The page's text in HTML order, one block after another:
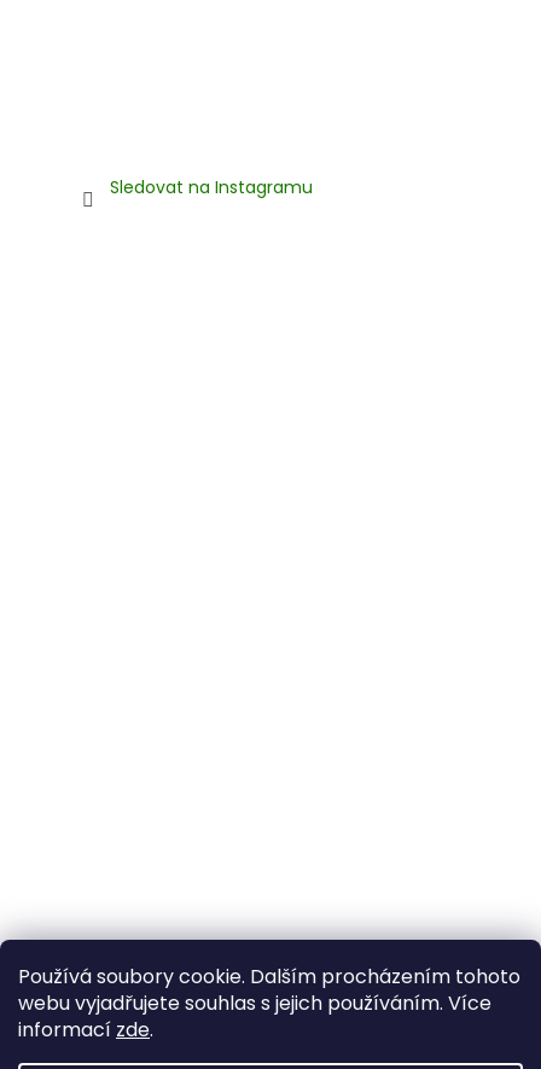
Používá soubory cookie. Dalším procházením tohoto
webu vyjadřujete souhlas s jejich používáním. Více
informací zde.
Sledovat na Instagramu